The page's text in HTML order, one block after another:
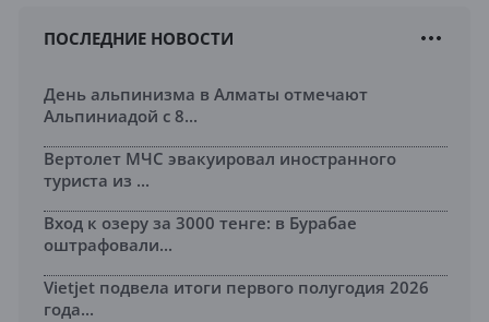
ПОСЛЕДНИЕ НОВОСТИ
День альпинизма в Алматы отмечают
Альпиниадой с 8...
Вертолет МЧС эвакуировал иностранного
туриста из ...
Вход к озеру за 3000 тенге: в Бурабае
оштрафовали...
Vietjet подвела итоги первого полугодия 2026
года...